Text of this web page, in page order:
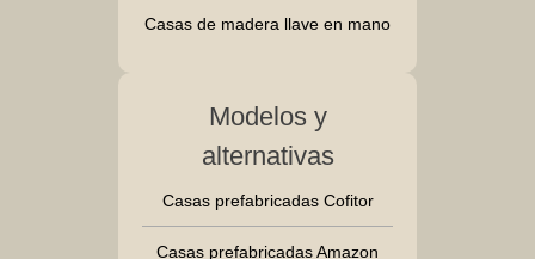
Casas de madera llave en mano
Modelos y
alternativas
Casas prefabricadas Cofitor
Casas prefabricadas Amazon